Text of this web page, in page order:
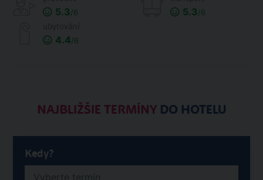
5.3/6 5.3/6
4.4/6
NAJBLIŽŠIE TERMÍNYDO HOTELU
Kedy?